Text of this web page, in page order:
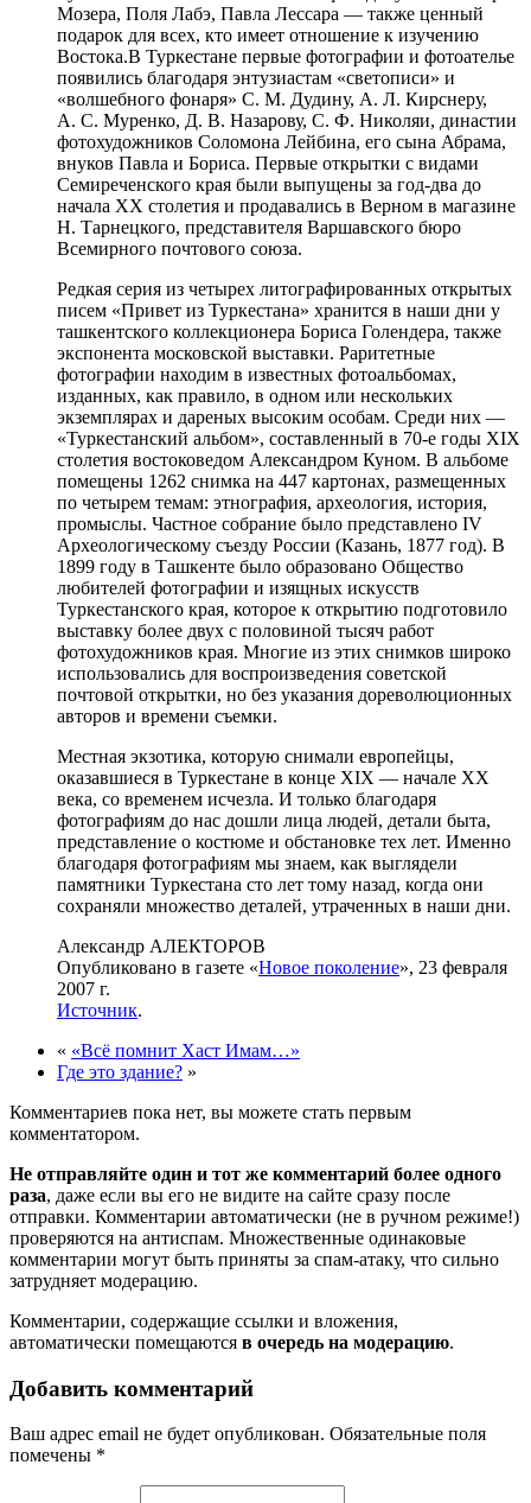
Мозера, Поля Лабэ, Павла Лессара — также ценный
подарок для всех, кто имеет отношение к изучению
Востока.В Туркестане первые фотографии и фотоателье
появились благодаря энтузиастам «светописи» и
«волшебного фонаря» С. М. Дудину, А. Л. Кирснеру,
А. С. Муренко, Д. В. Назарову, С. Ф. Николяи, династии
фотохудожников Соломона Лейбина, его сына Абрама,
внуков Павла и Бориса. Первые открытки с видами
Семиреченского края были выпущены за год-два до
начала ХХ столетия и продавались в Верном в магазине
Н. Тарнецкого, представителя Варшавского бюро
Всемирного почтового союза.
Редкая серия из четырех литографированных открытых
писем «Привет из Туркестана» хранится в наши дни у
ташкентского коллекционера Бориса Голендера, также
экспонента московской выставки. Раритетные
фотографии находим в известных фотоальбомах,
изданных, как правило, в одном или нескольких
экземплярах и дареных высоким особам. Среди них —
«Туркестанский альбом», составленный в 70-е годы XIX
столетия востоковедом Александром Куном. В альбоме
помещены 1262 снимка на 447 картонах, размещенных
по четырем темам: этнография, археология, история,
промыслы. Частное собрание было представлено IV
Археологическому съезду России (Казань, 1877 год). В
1899 году в Ташкенте было образовано Общество
любителей фотографии и изящных искусств
Туркестанского края, которое к открытию подготовило
выставку более двух с половиной тысяч работ
фотохудожников края. Многие из этих снимков широко
использовались для воспроизведения советской
почтовой открытки, но без указания дореволюционных
авторов и времени съемки.
Местная экзотика, которую снимали европейцы,
оказавшиеся в Туркестане в конце XIX — начале XX
века, со временем исчезла. И только благодаря
фотографиям до нас дошли лица людей, детали быта,
представление о костюме и обстановке тех лет. Именно
благодаря фотографиям мы знаем, как выглядели
памятники Туркестана сто лет тому назад, когда они
сохраняли множество деталей, утраченных в наши дни.
Александр АЛЕКТОРОВ
Опубликовано в газете «Новое поколение», 23 февраля
2007 г.
Источник.
« «Всё помнит Хаст Имам…»
Где это здание? »
Комментариев пока нет, вы можете стать первым
комментатором.
Не отправляйте один и тот же комментарий более одного
раза, даже если вы его не видите на сайте сразу после
отправки. Комментарии автоматически (не в ручном режиме!)
проверяются на антиспам. Множественные одинаковые
комментарии могут быть приняты за спам-атаку, что сильно
затрудняет модерацию.
Комментарии, содержащие ссылки и вложения,
автоматически помещаются в очередь на модерацию.
Добавить комментарий
Ваш адрес email не будет опубликован. Обязательные поля
помечены *